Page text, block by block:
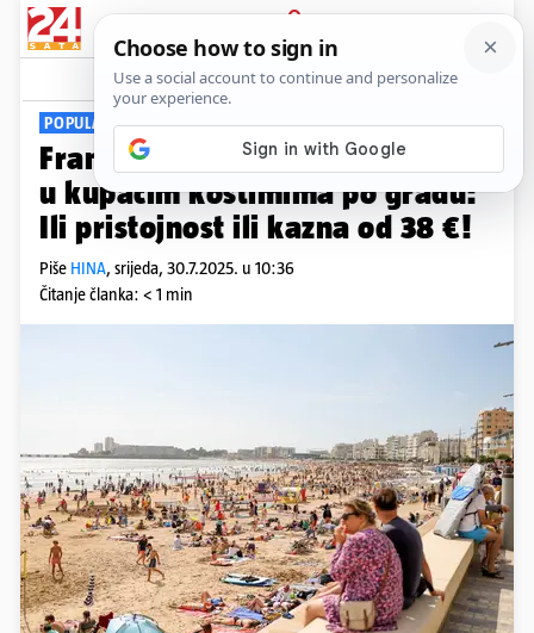
PRIJAVA
Viral Komentari
POPULARNO ODMARALIŠTE
Francuzi ljuti, previše ljudi hoda
u kupaćim kostimima po gradu:
Ili pristojnost ili kazna od 38 €!
Piše HINA, srijeda, 30.7.2025. u 10:36
Čitanje članka: < 1 min